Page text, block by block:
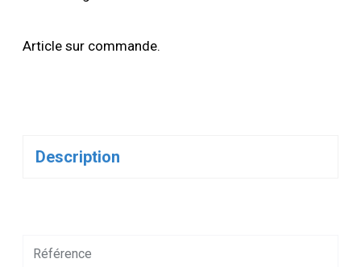
Article sur commande.
Description
Référence